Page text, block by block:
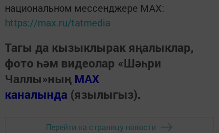
национальном мессенджере MАХ:
https://max.ru/tatmedia
Тагы да кызыклырак яңалыклар,
фото һәм видеолар «Шәһри
Чаллы»ның MAX
каналында (язылыгыз).
Перейти на страницу новости